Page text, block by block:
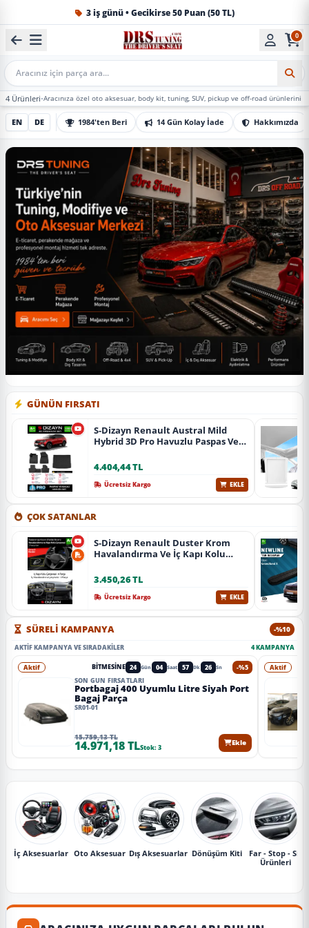
1984'ten beri Türkiye’nin en büyük oto aksesuar ve tuning
0
Mobil Arama
özel oto aksesuar, body kit, tuning, SUV, pickup ve off-road ürünlerini DRS
EN DE 1984'ten Beri 14 Gün Kolay İade Hakkımızda
GÜNÜN FIRSATI
S-Dizayn Renault Austral Mild
Hybrid 3D Pro Havuzlu Paspas Ve
Üzeri A+ Kalite
4.404,44 TL
Ücretsiz Kargo EKLE
ÇOK SATANLAR
S-Dizayn Renault Duster Krom
Havalandırma Ve İç Kapı Kolu
Krom) A+ Kalite
3.450,26 TL
Ücretsiz Kargo EKLE
SÜRELİ KAMPANYA -%10
AKTIF KAMPANYA VE SIRADAKILER 4 KAMPANYA
-%5
Aktif BITMESINE 24 Gün 04 Saat 57 Dk 23 Sn
SON GÜN FIRSATLARI
Portbagaj 400 Uyumlu Litre Siyah Port
Bagaj Parça
SR01-01
15.759,13 TL
14.971,18 TLStok: 3
Ekle
Aktif
İç Aksesuarlar Oto Aksesuar Dış Aksesuarlar Dönüşüm Kiti
Far - Stop - Sis
Ürünleri